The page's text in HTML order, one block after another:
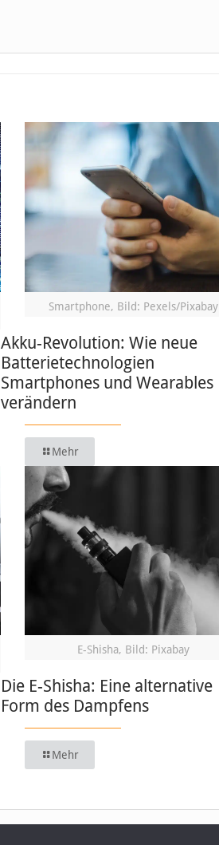
Smartphone, Bild: Pexels/Pixabay
Akku-Revolution: Wie neue
Batterietechnologien
Smartphones und Wearables
verändern
Mehr
E-Shisha, Bild: Pixabay
Die E-Shisha: Eine alternative
Form des Dampfens
Mehr